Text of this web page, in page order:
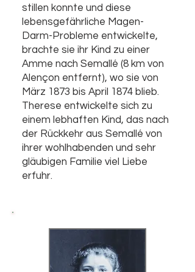
stillen konnte und diese
lebensgefährliche Magen-
Darm-Probleme entwickelte,
brachte sie ihr Kind zu einer
Amme nach Semallé (8 km von
Alençon entfernt), wo sie von
März 1873 bis April 1874 blieb.
Therese entwickelte sich zu
einem lebhaften Kind, das nach
der Rückkehr aus Semallé von
ihrer wohlhabenden und sehr
gläubigen Familie viel Liebe
erfuhr.